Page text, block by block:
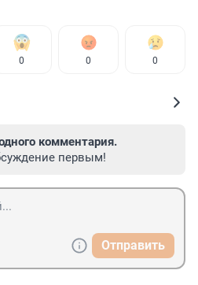
0 0 0
комментария.
первым!
Отправить